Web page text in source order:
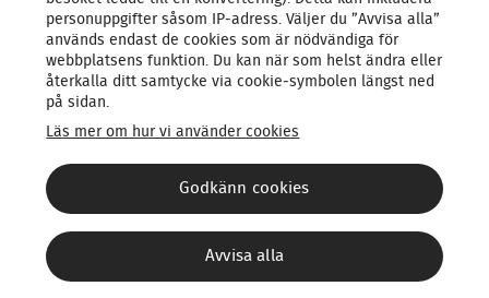
OM OSS
Ansvarsfull rapportering
FAQ - Tjänster och avtal
Cookiepolicy
Hantera cookie-inställningar
personuppgifter såsom IP‑adress. Väljer du ”Avvisa alla”
används endast de cookies som är nödvändiga för
webbplatsens funktion. Du kan när som helst ändra eller
återkalla ditt samtycke via cookie‑symbolen längst ned
på sidan.
Läs mer om hur vi använder cookies
Avvisa alla
Godkänn cookies